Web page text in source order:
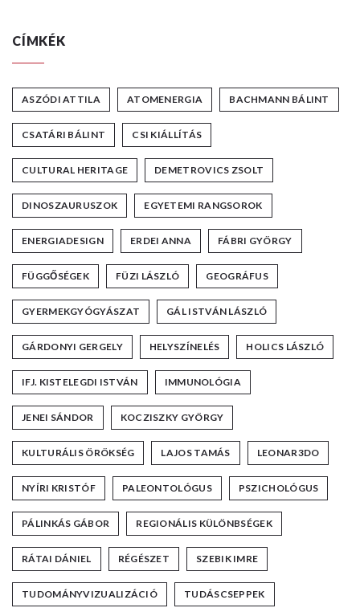
CÍMKÉK
ASZÓDI ATTILA ATOMENERGIA BACHMANN BÁLINT
CSATÁRI BÁLINT CSI KIÁLLÍTÁS
CULTURAL HERITAGE DEMETROVICS ZSOLT
DINOSZAURUSZOK EGYETEMI RANGSOROK
ENERGIADESIGN ERDEI ANNA FÁBRI GYÖRGY
FÜGGŐSÉGEK FÜZI LÁSZLÓ GEOGRÁFUS
GYERMEKGYÓGYÁSZAT GÁL ISTVÁN LÁSZLÓ
GÁRDONYI GERGELY HELYSZÍNELÉS HOLICS LÁSZLÓ
IFJ. KISTELEGDI ISTVÁN IMMUNOLÓGIA
JENEI SÁNDOR KOCZISZKY GYÖRGY
KULTURÁLIS ÖRÖKSÉG LAJOS TAMÁS LEONAR3DO
NYÍRI KRISTÓF PALEONTOLÓGUS PSZICHOLÓGUS
PÁLINKÁS GÁBOR REGIONÁLIS KÜLÖNBSÉGEK
RÁTAI DÁNIEL RÉGÉSZET SZEBIK IMRE
TUDOMÁNYVIZUALIZÁCIÓ TUDÁSCSEPPEK